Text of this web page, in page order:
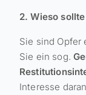
2. Wieso
Sie sind Opfer
Sie ein sog.
Interesse